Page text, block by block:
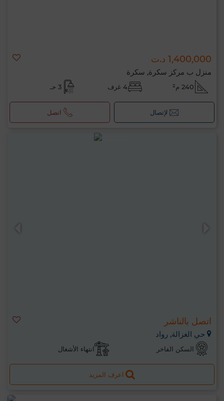
1,400,000 د.ت
منزل ب مركز سكرة, سكرة
240 م² 4 غرف 3 حـ
لإتصال اتصل
اتصل بالناشر
حي الغزالة, رواد
السكن الفاخر انتهاء الأشغال
اعرف المزيد